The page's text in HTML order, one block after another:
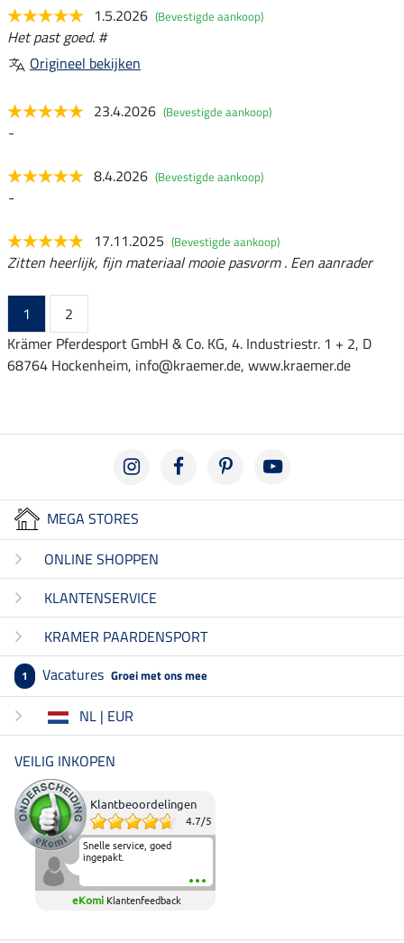
1.5.2026 (Bevestigde aankoop)
Het past goed. #
Origineel bekijken
23.4.2026 (Bevestigde aankoop)
-
8.4.2026 (Bevestigde aankoop)
-
17.11.2025 (Bevestigde aankoop)
Zitten heerlijk, fijn materiaal mooie pasvorm . Een aanrader
1
2
Krämer Pferdesport GmbH & Co. KG, 4. Industriestr. 1 + 2, D
68764 Hockenheim, info@kraemer.de, www.kraemer.de
MEGA STORES
ONLINE SHOPPEN
KLANTENSERVICE
KRAMER PAARDENSPORT
1 Vacatures Groei met ons mee
NL | EUR
VEILIG INKOPEN
Klantbeoordelingen
4.7/5
Snelle service, goed
ingepakt.
eKomi Klantenfeedback